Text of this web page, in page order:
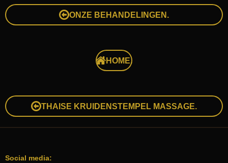
ONZE BEHANDELINGEN.
HOME.
THAISE KRUIDENSTEMPEL MASSAGE.
Social media: